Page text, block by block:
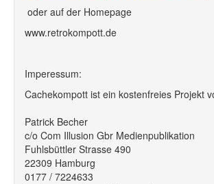
oder auf der Homepage
www.retrokompott.de
Imperessum:
Cachekompott ist ein kostenfreies Projekt
Patrick Becher
c/o Com Illusion Gbr Medienpublikation
Fuhlsbüttler Strasse 490
22309 Hamburg
0177 / 7224633